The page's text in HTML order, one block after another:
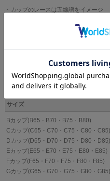
・カップのレースは五線譜をイメージ
・カップのレースとアップリケにはラ
・アップリケはバラの花をイメージ
WACOAL[ワコール]
サイズ
Bカップ(B65・B70・B75・B80)
Cカップ(C65・C70・C75・C80・C85)
Dカップ(D65・D70・D75・D80・D85)
Eカップ(E65・E70・E75・E80・E85)
Fカップ(F65・F70・F75・F80・F85)
Gカップ(G65・G70・G75・G80・G85)